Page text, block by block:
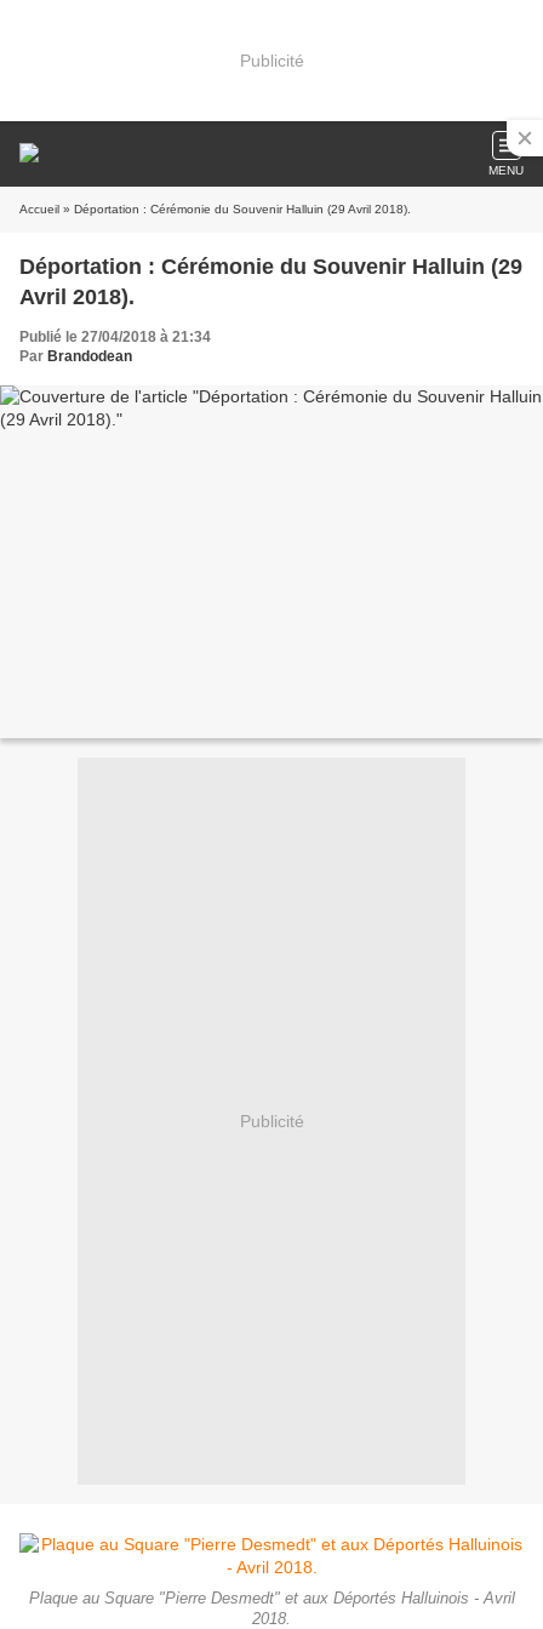
Publicité
MENU
Accueil » Déportation : Cérémonie du Souvenir Halluin (29 Avril 2018).
Déportation : Cérémonie du Souvenir Halluin (29
Avril 2018).
Publié le 27/04/2018 à 21:34
Par Brandodean
Publicité
Plaque au Square "Pierre Desmedt" et aux Déportés Halluinois - Avril
2018.